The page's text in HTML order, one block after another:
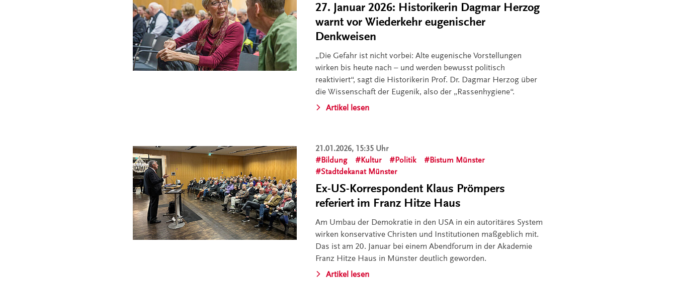
27. Januar 2026: Historikerin Dagmar Herzog
warnt vor Wiederkehr eugenischer
Denkweisen
„Die Gefahr ist nicht vorbei: Alte eugenische Vorstellungen
wirken bis heute nach – und werden bewusst politisch
reaktiviert“, sagt die Historikerin Prof. Dr. Dagmar Herzog über
die Wissenschaft der Eugenik, also der „Rassenhygiene“.
Artikel lesen
21.01.2026, 15:35 Uhr
Bildung
Kultur Politik
Bistum Münster
Stadtdekanat Münster
Ex-US-Korrespondent Klaus Prömpers
referiert im Franz Hitze Haus
Am Umbau der Demokratie in den USA in ein autoritäres System
wirken konservative Christen und Institutionen maßgeblich mit.
Das ist am 20. Januar bei einem Abendforum in der Akademie
Franz Hitze Haus in Münster deutlich geworden.
Artikel lesen